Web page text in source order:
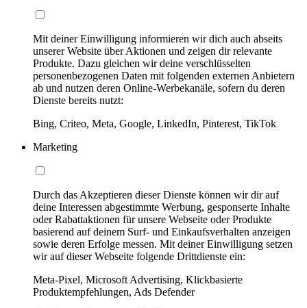
Mit deiner Einwilligung informieren wir dich auch abseits
unserer Website über Aktionen und zeigen dir relevante
Produkte. Dazu gleichen wir deine verschlüsselten
personenbezogenen Daten mit folgenden externen Anbietern
ab und nutzen deren Online-Werbekanäle, sofern du deren
Dienste bereits nutzt:
Bing, Criteo, Meta, Google, LinkedIn, Pinterest, TikTok
Marketing
Durch das Akzeptieren dieser Dienste können wir dir auf
deine Interessen abgestimmte Werbung, gesponserte Inhalte
oder Rabattaktionen für unsere Webseite oder Produkte
basierend auf deinem Surf- und Einkaufsverhalten anzeigen
sowie deren Erfolge messen. Mit deiner Einwilligung setzen
wir auf dieser Webseite folgende Drittdienste ein:
Meta-Pixel, Microsoft Advertising, Klickbasierte
Produktempfehlungen, Ads Defender